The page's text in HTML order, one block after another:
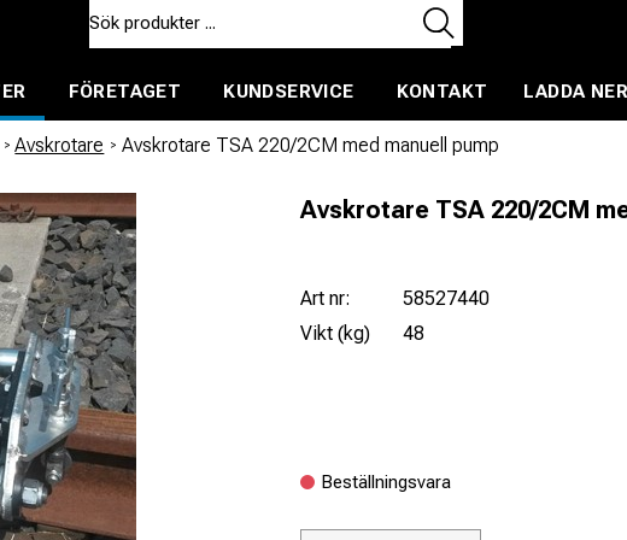
FÖRETAGET KUNDSERVICE KONTAKT LADDA NER
/ Avskrotare / Avskrotare TSA 220/2CM med manuell pump
Avskrotare TSA 220/2CM
Art nr:
58527440
Vikt (kg)
48
Beställningsvara